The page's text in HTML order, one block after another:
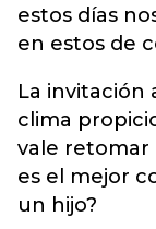
estos días
en estos de
La invitación
clima
vale retomar
es el mejor
un hijo?